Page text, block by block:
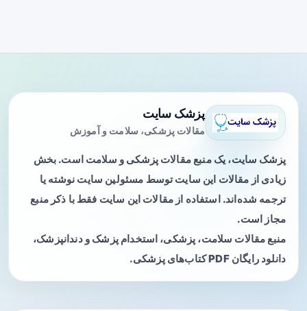
پزشک سایت
مقالات پزشکی، سلامت و آموزش
پزشک سایت، یک منبع مقالات پزشکی و سلامت است. بخش
زیادی از مقالات این سایت توسط مسئولین سایت نوشته یا
ترجمه شده‌اند. استفاده از مقالات این سایت فقط با ذکر منبع
مجاز است.
منبع مقالات سلامت، پزشکی، استخدام پزشک و دندانپزشک،
دانلود رایگان PDF کتاب‌های پزشکی.